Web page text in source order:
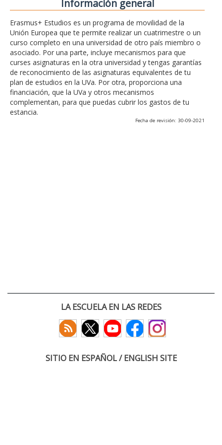
Información general
Erasmus+ Estudios es un programa de movilidad de la
Unión Europea que te permite realizar un cuatrimestre o un
curso completo en una universidad de otro país miembro o
asociado. Por una parte, incluye mecanismos para que
curses asignaturas en la otra universidad y tengas garantías
de reconocimiento de las asignaturas equivalentes de tu
plan de estudios en la UVa. Por otra, proporciona una
financiación, que la UVa y otros mecanismos
complementan, para que puedas cubrir los gastos de tu
estancia.
Fecha de revisión: 30-09-2021
LA ESCUELA EN LAS REDES
SITIO EN ESPAÑOL / ENGLISH SITE